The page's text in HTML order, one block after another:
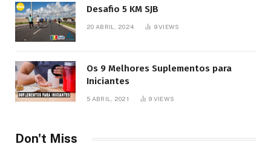
Desafio 5 KM SJB
20 ABRIL, 2024 9VIEWS
Os 9 Melhores Suplementos para
Iniciantes
5 ABRIL, 2021 9 VIEWS
Don't Miss